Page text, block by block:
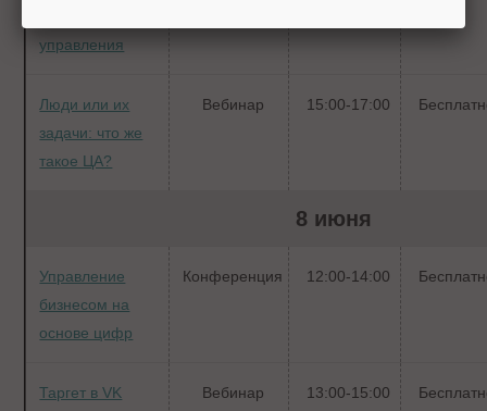
управления
Люди или их
задачи: что же
такое ЦА?
Вебинар 15:00-17:00
8 июня
Управление
бизнесом на
основе цифр
Конференция 12:00-14:00
Таргет в VK
Вебинар 13:00-15:00